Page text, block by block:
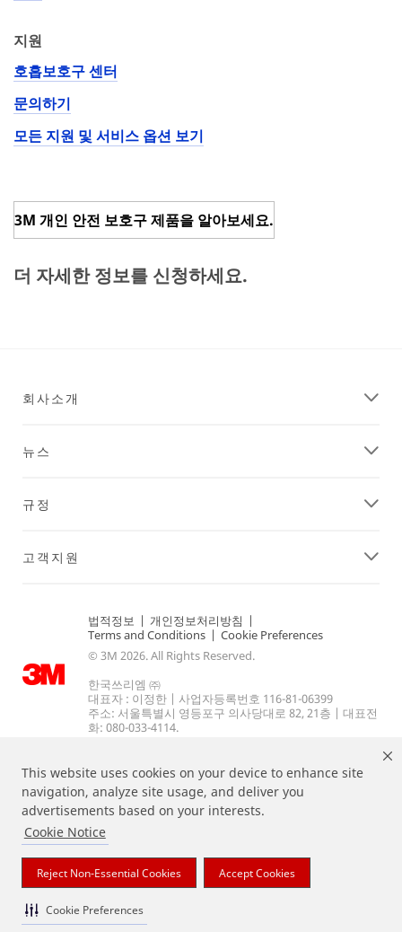
This website uses cookies on your device to enhance site
navigation, analyze site usage, and deliver you
advertisements based on your interests.
Cookie Notice
Reject Non-Essential Cookies Accept Cookies
Cookie Preferences
지원
호흡보호구 센터
문의하기
모든 지원 및 서비스 옵션 보기
3M 개인 안전 보호구 제품을 알아보세요.
더 자세한 정보를 신청하세요.
회사소개
뉴스
규정
고객지원
법적정보 | 개인정보처리방침 |
Terms and Conditions | Cookie Preferences
© 3M 2026. All Rights Reserved.
한국쓰리엠 ㈜
대표자 : 이정한 | 사업자등록번호 116-81-06399
주소: 서울특별시 영등포구 의사당대로 82, 21층 | 대표전
화: 080-033-4114.
상기 열거된 브랜드는 3M의 상표입니다.